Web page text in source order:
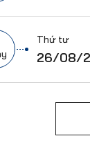
Thứ tư
26/08/